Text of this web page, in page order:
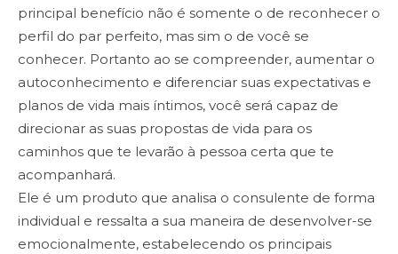
principal benefício não é somente o de reconhecer o
perfil do par perfeito, mas sim o de você se
conhecer. Portanto ao se compreender, aumentar o
autoconhecimento e diferenciar suas expectativas e
planos de vida mais íntimos, você será capaz de
direcionar as suas propostas de vida para os
caminhos que te levarão à pessoa certa que te
acompanhará.
Ele é um produto que analisa o consulente de forma
individual e ressalta a sua maneira de desenvolver-se
emocionalmente, estabelecendo os principais